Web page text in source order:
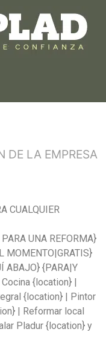
DE LA EMPRESA
CUALQUIER
UNA REFORMA}
MOMENTO|GRATIS}
ABAJO} {PARA|Y
{location} |
{location} | Pintor
| Reformar local
Pladur {location} y